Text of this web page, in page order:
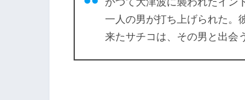
一人の男が打ち上げられた。
来たサチコは、その男と出会